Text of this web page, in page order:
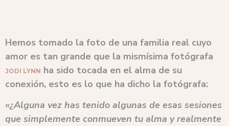
Hemos tomado la foto de una familia real cuyo
amor es tan grande que la mismísima fotógrafa
JODI LYNN ha sido tocada en el alma de su
conexión, esto es lo que ha dicho la fotógrafa:
«¿Alguna vez has tenido algunas de esas sesiones
que simplemente conmueven tu alma y realmente